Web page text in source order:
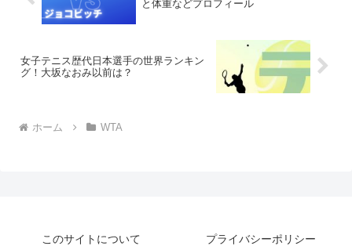
と体重などプロフィール
女子テニス歴代日本選手の世界ランキン
グ！大坂なおみ以前は？
ホーム WTA
このサイトについて
プライバシーポリシー